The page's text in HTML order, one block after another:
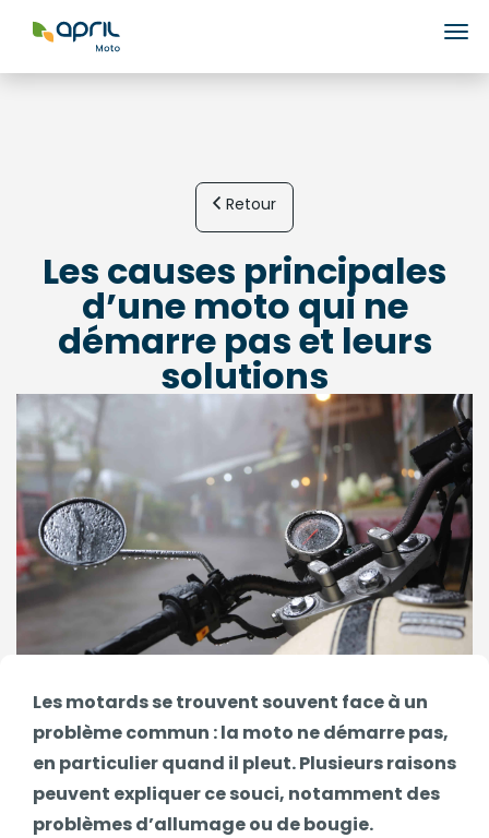
Retour
Les causes principales
d’une moto qui ne
démarre pas et leurs
solutions
Les motards se trouvent souvent face à un
problème commun : la moto ne démarre pas,
en particulier quand il pleut. Plusieurs raisons
peuvent expliquer ce souci, notamment des
problèmes d’allumage ou de bougie.